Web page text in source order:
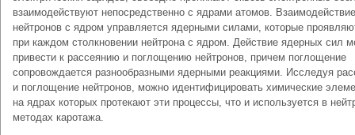
взаимодействуют непосредственно с ядрами атомов. Взаимодействие
нейтронов с ядром управляется ядерными силами, которые
при каждом столкновении нейтрона с ядром. Действие ядерных сил
привести к рассеянию и поглощению нейтронов, причем поглощение
сопровождается разнообразными ядерными реакциями. Исследуя
и поглощение нейтронов, можно идентифицировать химические
на ядрах которых протекают эти процессы, что и используется в
методах каротажа.